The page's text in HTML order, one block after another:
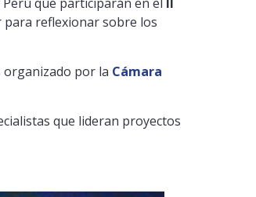
para reflexionar sobre los
organizado por la Cámara
que lideran proyectos